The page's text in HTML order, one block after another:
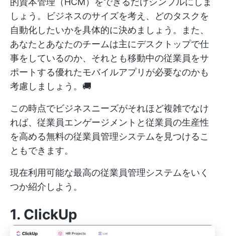
しょう。ビジネスのサイズを考え、どのタスクを
自動化したいかを具体的に決めましょう。また、
あなたとあなたのチームは主にデスクトップで仕
事をしているのか、それとも移動中の従業員をサ
ポートする優れたモバイルアプリが必要なのかも
考慮しましょう。🚚
この時点でビジネスニーズがそれほど複雑でなけ
れば、従業員エンゲージメントと従業員の生産性
を高める無料の従業員管理システムを見つけるこ
ともできます。
現在利用可能な最高の従業員管理システムをいく
つか紹介しよう。
1. ClickUp